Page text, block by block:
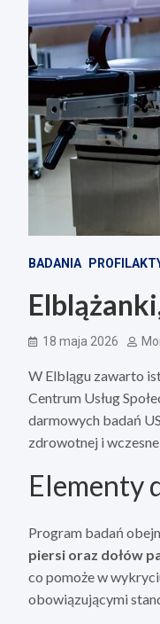
BADANIA
18 maja 2026
W Elblągu zawarto
Centrum Usług
darmowych badań
zdrowotnej i
Elementy
Program badań
piersi oraz dołów
co pomoże w
obowiązującymi